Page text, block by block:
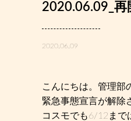
2020.06.09_再
2020.06.09
こんにちは。管理部
緊急事態宣言が解除
コスモでも6/12まで